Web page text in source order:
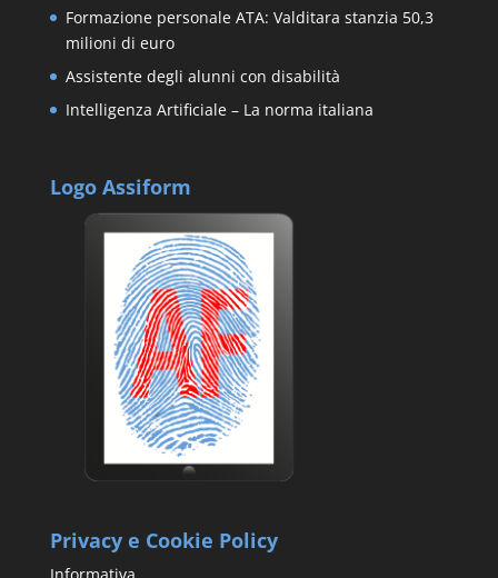
Formazione personale ATA: Valditara stanzia 50,3
milioni di euro
Assistente degli alunni con disabilità
Intelligenza Artificiale – La norma italiana
Logo Assiform
Privacy e Cookie Policy
Informativa